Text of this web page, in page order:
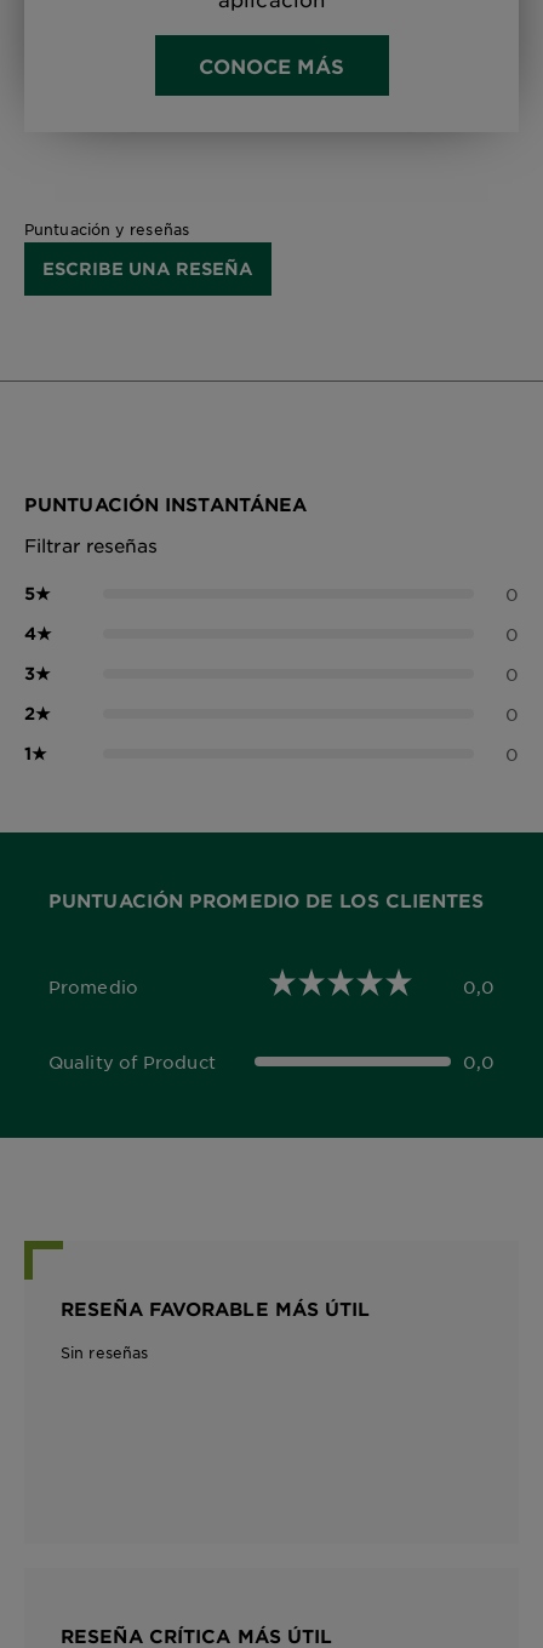
CONOCE MÁS
Puntuación y reseñas
ESCRIBE UNA RESEÑA
PUNTUACIÓN INSTANTÁNEA
Filtrar reseñas
5★ 0
4★ 0
3★ 0
2★ 0
1★ 0
PUNTUACIÓN PROMEDIO DE LOS CLIENTES
Promedio
0,0 out of 5 stars 0,0
Quality of Product
0,0 out of 5 stars 0,0
RESEÑA FAVORABLE MÁS ÚTIL
Sin reseñas
RESEÑA CRÍTICA MÁS ÚTIL